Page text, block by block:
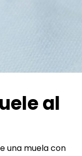
al
una muela con